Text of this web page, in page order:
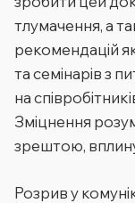
тлумачення, а
рекомендацій
та семінарів з
на
Зміцнення
зрештою,
Розрив у